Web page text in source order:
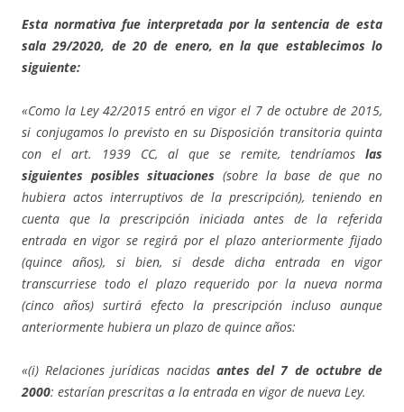
Esta normativa fue interpretada por la sentencia de esta
sala 29/2020, de 20 de enero, en la que establecimos lo
siguiente:
«Como la Ley 42/2015 entró en vigor el 7 de octubre de 2015,
si conjugamos lo previsto en su Disposición transitoria quinta
con el art. 1939 CC, al que se remite, tendríamos las
siguientes posibles situaciones (sobre la base de que no
hubiera actos interruptivos de la prescripción), teniendo en
cuenta que la prescripción iniciada antes de la referida
entrada en vigor se regirá por el plazo anteriormente fijado
(quince años), si bien, si desde dicha entrada en vigor
transcurriese todo el plazo requerido por la nueva norma
(cinco años) surtirá efecto la prescripción incluso aunque
anteriormente hubiera un plazo de quince años:
«(i) Relaciones jurídicas nacidas antes del 7 de octubre de
2000: estarían prescritas a la entrada en vigor de nueva Ley.